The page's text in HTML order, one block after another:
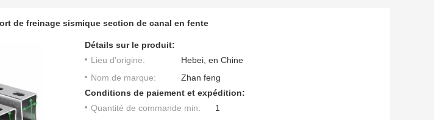
de freinage sismique section de canal en fente
Détails sur le produit:
Lieu d'origine:
Hebei, en Chine
Nom de marque:
Zhan feng
Conditions de paiement et expédition:
Quantité de commande min:
1